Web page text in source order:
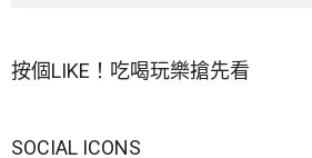
按個LIKE！吃喝玩樂搶先看
SOCIAL ICONS